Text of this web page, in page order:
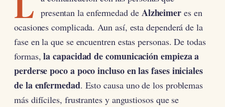
presentan la enfermedad de Alzheimer es en
ocasiones complicada. Aun así, esta dependerá de la
fase en la que se encuentren estas personas. De todas
formas,la capacidad de comunicación empieza a
perderse poco a poco incluso en las fases iniciales
de la enfermedad. Esto causa uno de los problemas
más difíciles, frustrantes y angustiosos que se